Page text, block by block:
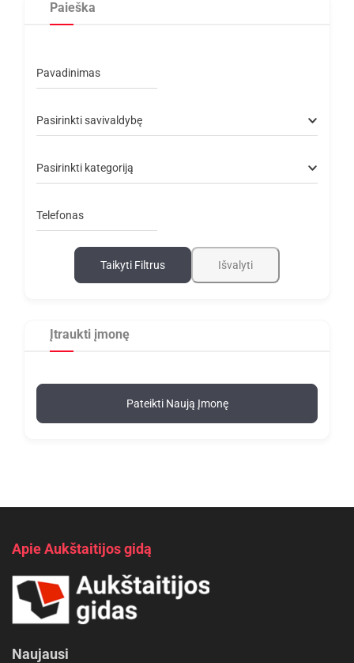
Paieška
Pavadinimas
Pasirinkti savivaldybę
Pasirinkti kategoriją
Telefonas
Taikyti Filtrus Išvalyti
Įtraukti įmonę
Pateikti Naują Įmonę
Apie Aukštaitijos gidą
Naujausi